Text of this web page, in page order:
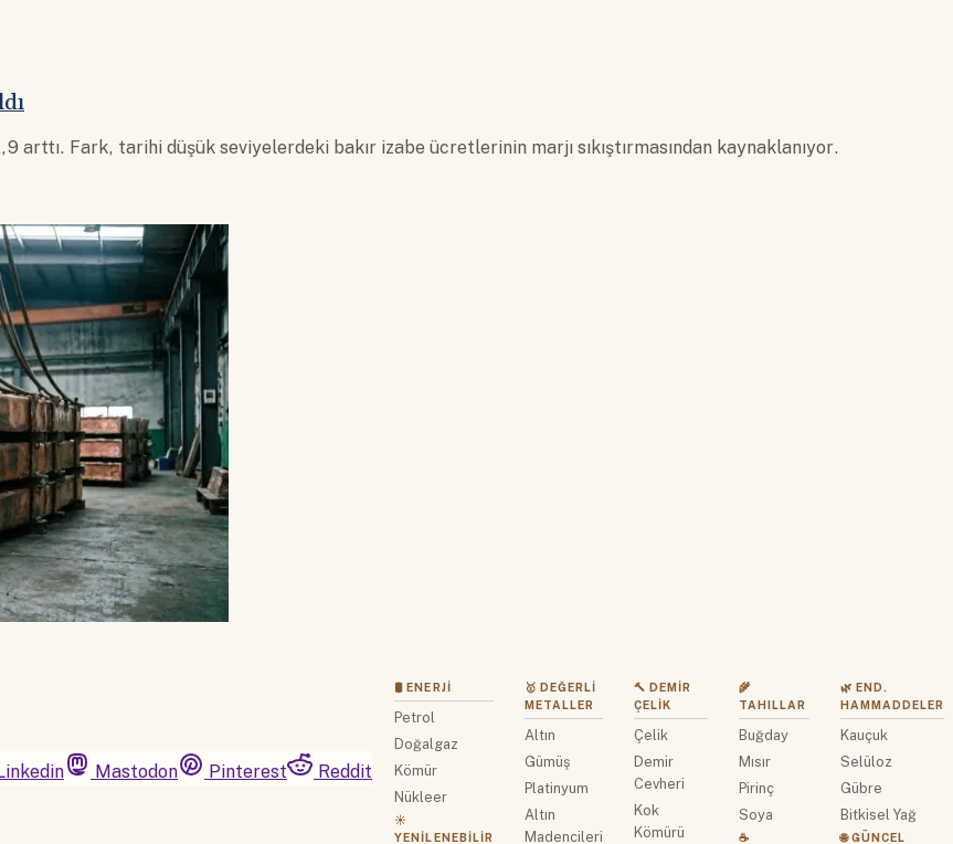
Fark, tarihi düşük seviyelerdeki bakır izabe ücretlerinin marjı sıkıştırmasından kaynaklanıyor.
Mastodon Pinterest
Reddit
🛢 ENERJI
Petrol
Doğalgaz
Kömür
Nükleer
☀️
YENILENEBILIR
🥇 DEĞERLI
METALLER
Altın
Gümüş
Platinyum
Altın
Madencileri
🔨 DEMIR
ÇELIK
Çelik
Demir
Cevheri
Kok
Kömürü
🌾
TAHILLAR
Buğday
Mısır
Pirinç
Soya
☕
🌿 END.
HAMMADDELER
Kauçuk
Selüloz
Gübre
Bitkisel Yağ
🌐 GÜNCEL